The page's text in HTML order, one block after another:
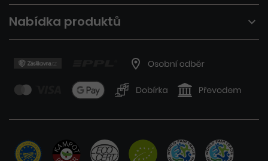
Nabídka produktů